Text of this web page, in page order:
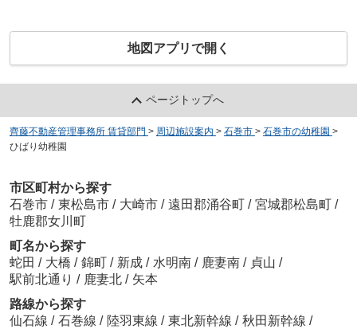
地図アプリで開く
ページトップへ
齊藤不動産管理事務所 賃貸部門 > 周辺施設案内 > 石巻市 > 石巻市の幼稚園 >
ひばり幼稚園
市区町村から探す
石巻市 / 東松島市 / 大崎市 / 遠田郡涌谷町 / 宮城郡松島町 /
牡鹿郡女川町
町名から探す
蛇田 / 大橋 / 錦町 / 新成 / 水明南 / 鹿妻南 / 貞山 /
駅前北通り / 鹿妻北 / 矢本
路線から探す
仙石線 / 石巻線 / 陸羽東線 / 東北新幹線 / 秋田新幹線 /